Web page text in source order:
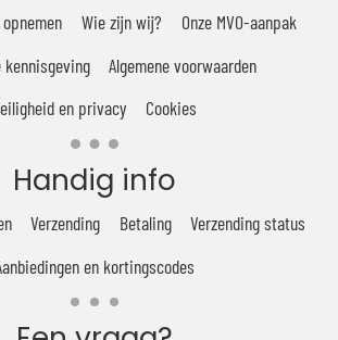
Wie zijn wij?
Onze MVO-aanpak
Algemene voorwaarden
en privacy
Cookies
Handig info
Verzending Betaling
Verzending status
en kortingscodes